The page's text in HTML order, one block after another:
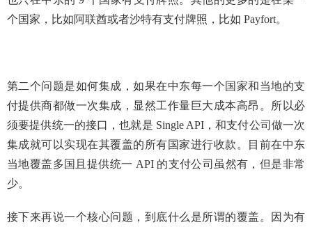
个国家，比如阿联酋或者沙特有支付牌照，比如 Payfort。
第二个问题是如何集成，如果在中东每一个国家和当地的支
付提供商都做一次集成，显然工作量巨大成本高昂。所以必
须要提供统一的接口，也就是 Single API，和支付公司做一次
集成就可以实现在其覆盖的所有国家进行收款。目前在中东
当地覆盖多国且提供统一 API 的支付公司虽然有，但是非常
少。
接下来再说一个核心问题，到底什么是所谓的覆盖。因为有